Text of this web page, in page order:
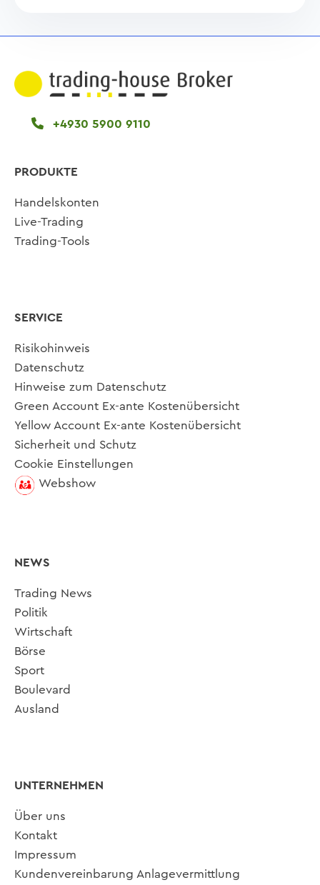
+4930 5900 9110
PRODUKTE
Handelskonten
Live-Trading
Trading-Tools
SERVICE
Risikohinweis
Datenschutz
Hinweise zum Datenschutz
Green Account Ex-ante Kostenübersicht
Yellow Account Ex-ante Kostenübersicht
Sicherheit und Schutz
Cookie Einstellungen
Webshow
NEWS
Trading News
Politik
Wirtschaft
Börse
Sport
Boulevard
Ausland
UNTERNEHMEN
Über uns
Kontakt
Impressum
Kundenvereinbarung Anlagevermittlung